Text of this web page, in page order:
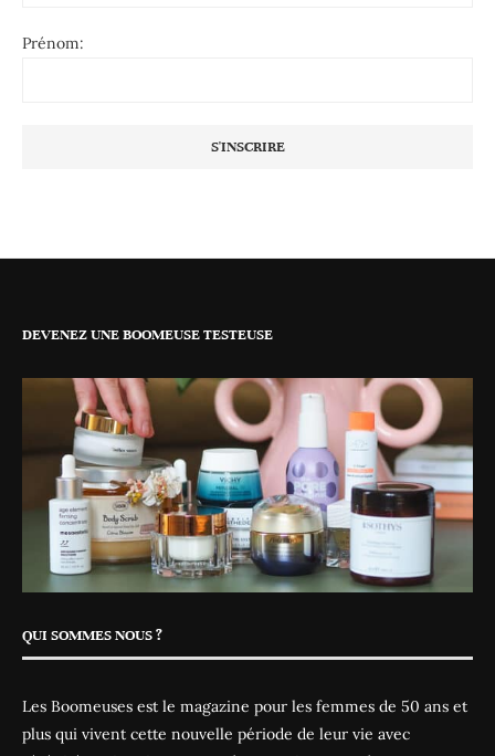
Prénom:
DEVENEZ UNE BOOMEUSE TESTEUSE
QUI SOMMES NOUS ?
Les Boomeuses est le magazine pour les femmes de 50 ans et
plus qui vivent cette nouvelle période de leur vie avec